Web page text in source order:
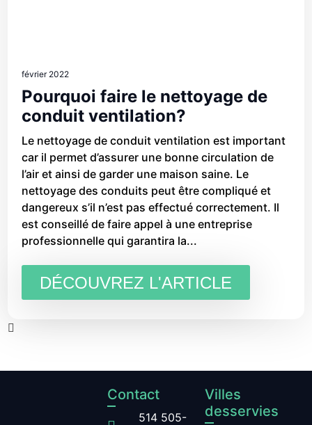
février 2022
Pourquoi faire le nettoyage de
conduit ventilation?
Le nettoyage de conduit ventilation est important
car il permet d’assurer une bonne circulation de
l’air et ainsi de garder une maison saine. Le
nettoyage des conduits peut être compliqué et
dangereux s’il n’est pas effectué correctement. Il
est conseillé de faire appel à une entreprise
professionnelle qui garantira la...
DÉCOUVREZ L'ARTICLE
Contact
514 505-
Villes
desservies